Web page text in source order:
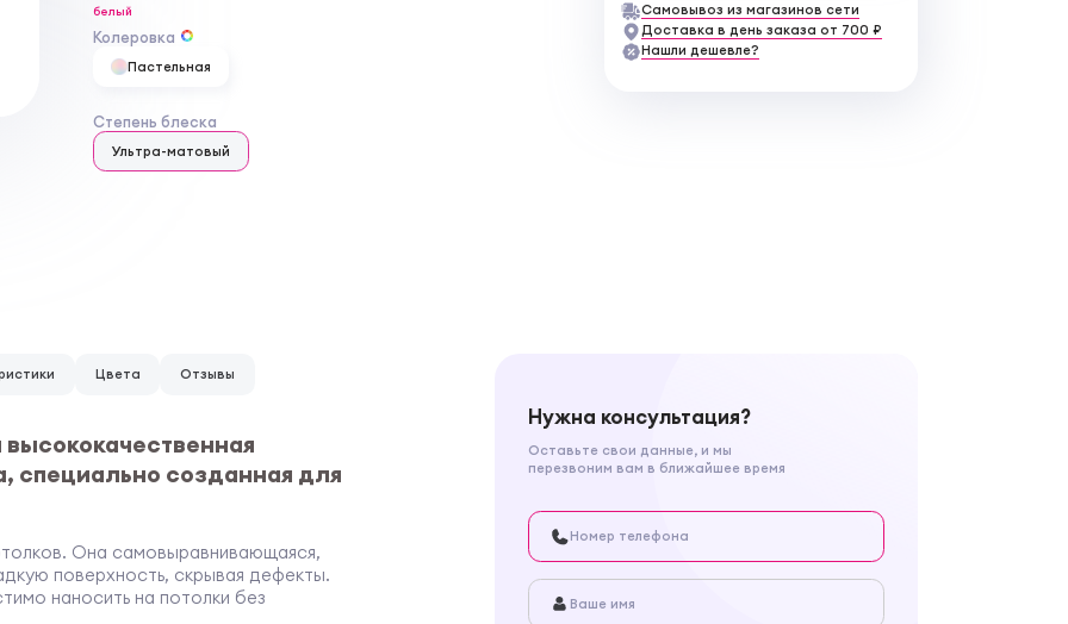
белый
Колеровка
Пастельная
Степень блеска
Ультра-матовый
Самовывоз из магазинов сети
Доставка в день заказа от 700 ₽
Нашли дешевле?
Цвета Отзывы
специально созданная для
Она самовыравнивающаяся,
поверхность, скрывая дефекты.
наносить на потолки без
Нужна консультация?
Оставьте свои данные, и мы
перезвоним вам в ближайшее время